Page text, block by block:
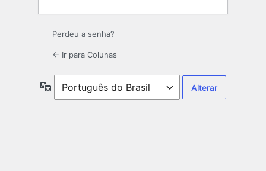
Perdeu a senha?
← Ir para Colunas
Idioma